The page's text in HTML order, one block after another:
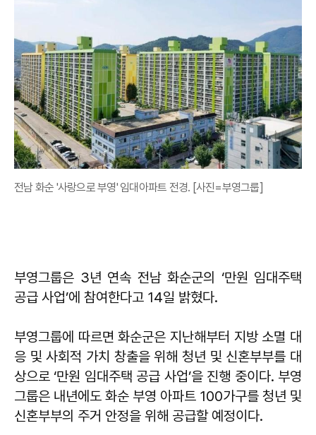
전남 화순 '사랑으로 부영' 임대아파트 전경. [사진=부영그룹]
부영그룹은 3년 연속 전남 화순군의 ‘만원 임대주택
공급 사업’에 참여한다고 14일 밝혔다.
부영그룹에 따르면 화순군은 지난해부터 지방 소멸 대
응 및 사회적 가치 창출을 위해 청년 및 신혼부부를 대
상으로 ‘만원 임대주택 공급 사업’을 진행 중이다. 부영
그룹은 내년에도 화순 부영 아파트 100가구를 청년 및
신혼부부의 주거 안정을 위해 공급할 예정이다.